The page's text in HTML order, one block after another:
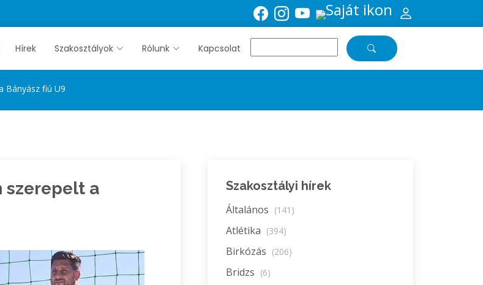
Hírek Szakosztályok Rólunk Kapcsolat
Bányász fiú U9
szerepelt a
Szakosztályi hírek
Általános (141)
Atlétika (394)
Birkózás (206)
Bridzs (6)